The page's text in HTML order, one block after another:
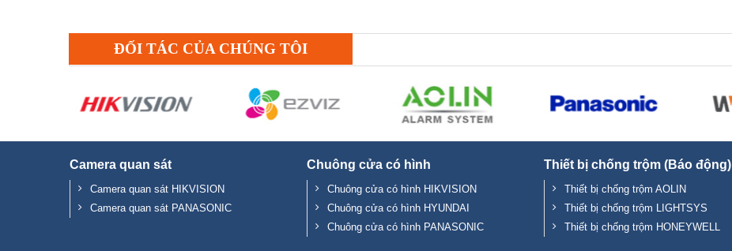
ĐỐI TÁC CỦA CHÚNG TÔI
Camera quan sát
Camera quan sát HIKVISION
Camera quan sát PANASONIC
Chuông cửa có hình
Chuông cửa có hình HIKVISION
Chuông cửa có hình HYUNDAI
Chuông cửa có hình PANASONIC
Thiết bị chống trộm (Báo động)
Thiết bị chống trộm AOLIN
Thiết bị chống trộm LIGHTSYS
Thiết bị chống trộm HONEYWELL